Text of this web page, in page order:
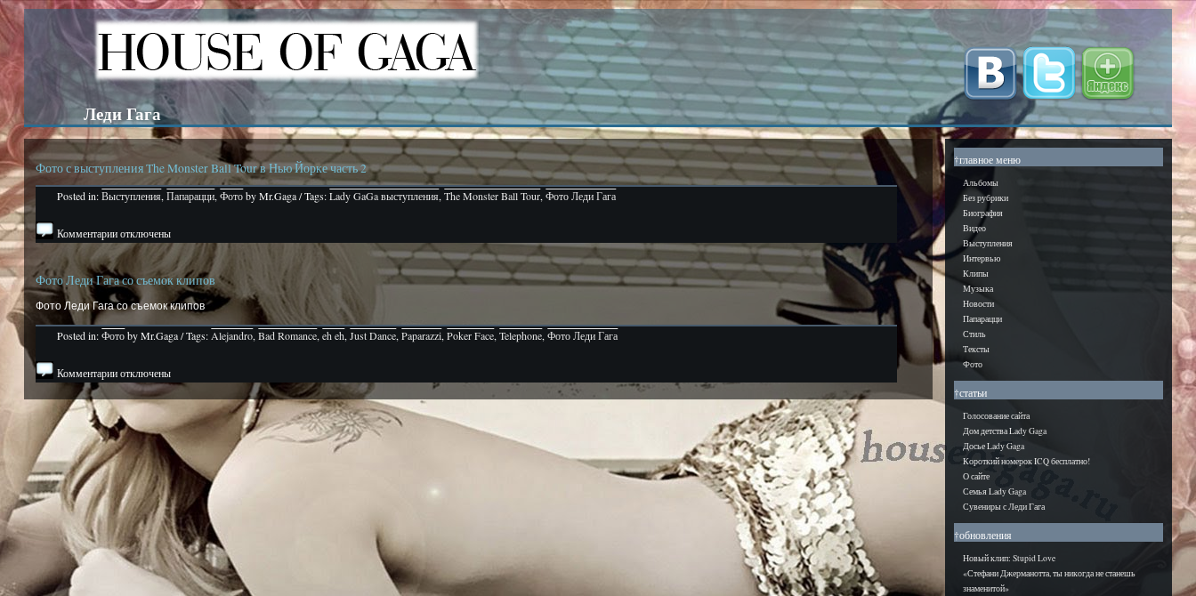
Леди Гага
Фото с выступления The Monster Ball Tour в Нью Йорке часть 2
Posted in:Выступления,Папарацци,Фотоby Mr.Gaga / Tags:Lady GaGa выступления,The Monster Ball Tour,Фото Леди Гага
Комментарии отключены
Фото Леди Гага со съемок клипов
Фото Леди Гага со съемок клипов
Posted in:Фотоby Mr.Gaga / Tags: Alejandro,Bad Romance,eh eh,Just Dance,Paparazzi,Poker Face,Telephone,Фото Леди Гага
Комментарии отключены
†главное меню
Альбомы
Без рубрики
Биография
Видео
Выступления
Интервью
Клипы
Музыка
Новости
Папарацци
Стиль
Тексты
Фото
†статьи
Голосование сайта
Дом детства Lady Gaga
Досье Lady Gaga
Короткий номерок ICQ бесплатно!
О сайте
Семья Lady Gaga
Сувениры с Леди Гага
†обновления
Новый клип: Stupid Love
«Стефани Джерманотта, ты никогда не станешь
знаменитой»